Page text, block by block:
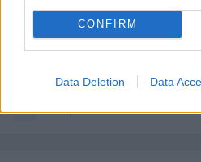
CONFIRM
Data Deletion Data
como actuar....
Un saludo.Portugues.
Responder